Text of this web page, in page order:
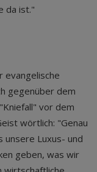
da ist."
evangelische
gegenüber dem
vor dem
wörtlich: "Genau
unsere Luxus- und
geben, was wir